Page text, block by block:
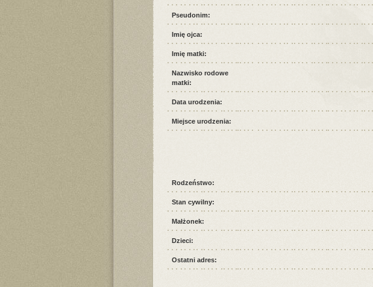
Pseudonim:
Imię ojca:
Imię matki:
Nazwisko rodowe
matki:
Data urodzenia:
Miejsce urodzenia:
Rodzeństwo:
Stan cywilny:
Małżonek:
Dzieci:
Ostatni adres: